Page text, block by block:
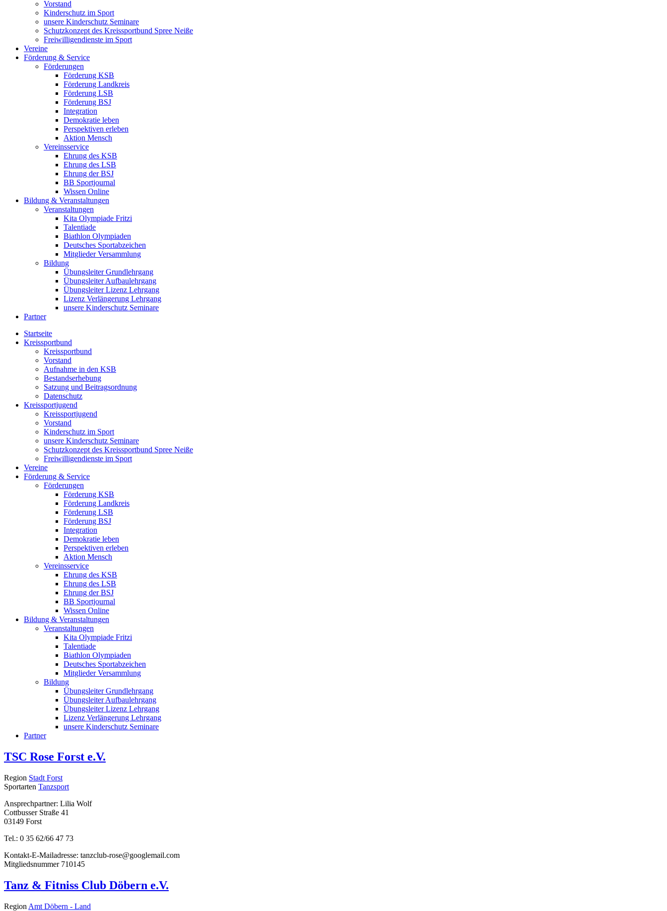
Vorstand
Kinderschutz im Sport
unsere Kinderschutz Seminare
Schutzkonzept des Kreissportbund Spree Neiße
Freiwilligendienste im Sport
Vereine
Förderung & Service
Förderungen
Förderung KSB
Förderung Landkreis
Förderung LSB
Förderung BSJ
Integration
Demokratie leben
Perspektiven erleben
Aktion Mensch
Vereinsservice
Ehrung des KSB
Ehrung des LSB
Ehrung der BSJ
BB Sportjournal
Wissen Online
Bildung & Veranstaltungen
Veranstaltungen
Kita Olympiade Fritzi
Talentiade
Biathlon Olympiaden
Deutsches Sportabzeichen
Mitglieder Versammlung
Bildung
Übungsleiter Grundlehrgang
Übungsleiter Aufbaulehrgang
Übungsleiter Lizenz Lehrgang
Lizenz Verlängerung Lehrgang
unsere Kinderschutz Seminare
Partner
Startseite
Kreissportbund
Kreissportbund
Vorstand
Aufnahme in den KSB
Bestandserhebung
Satzung und Beitragsordnung
Datenschutz
Kreissportjugend
Kreissportjugend
Vorstand
Kinderschutz im Sport
unsere Kinderschutz Seminare
Schutzkonzept des Kreissportbund Spree Neiße
Freiwilligendienste im Sport
Vereine
Förderung & Service
Förderungen
Förderung KSB
Förderung Landkreis
Förderung LSB
Förderung BSJ
Integration
Demokratie leben
Perspektiven erleben
Aktion Mensch
Vereinsservice
Ehrung des KSB
Ehrung des LSB
Ehrung der BSJ
BB Sportjournal
Wissen Online
Bildung & Veranstaltungen
Veranstaltungen
Kita Olympiade Fritzi
Talentiade
Biathlon Olympiaden
Deutsches Sportabzeichen
Mitglieder Versammlung
Bildung
Übungsleiter Grundlehrgang
Übungsleiter Aufbaulehrgang
Übungsleiter Lizenz Lehrgang
Lizenz Verlängerung Lehrgang
unsere Kinderschutz Seminare
Partner
TSC Rose Forst e.V.
Region Stadt Forst
Sportarten Tanzsport
Ansprechpartner: Lilia Wolf
Cottbusser Straße 41
03149 Forst
Tel.: 0 35 62/66 47 73
Kontakt-E-Mailadresse: tanzclub-rose@googlemail.com
Mitgliedsnummer710145
Tanz & Fitniss Club Döbern e.V.
Region Amt Döbern - Land